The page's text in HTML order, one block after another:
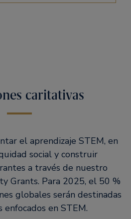
caritativas
el aprendizaje STEM, en
social y construir
a través de nuestro
Grants. Para 2025, el 50 %
globales serán destinadas
enfocados en STEM.